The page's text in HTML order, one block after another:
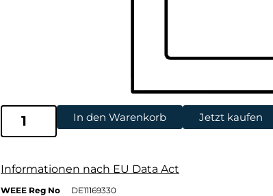
In den Warenkorb Jetzt kaufen
Informationen nach EU Data Act
WEEE Reg No
DE11169330